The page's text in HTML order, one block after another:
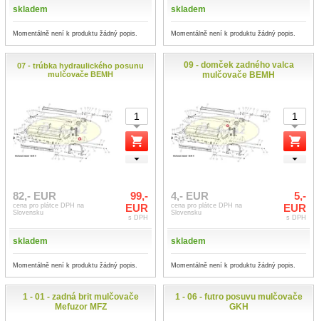
skladem
Momentálně není k produktu žádný popis.
skladem
Momentálně není k produktu žádný popis.
07 - trúbka hydraulického posunu
mulčovače BEMH
82,- EUR
cena pro plátce DPH na
Slovensku
99,-
EUR
s DPH
skladem
Momentálně není k produktu žádný popis.
09 - domček zadného valca
mulčovače BEMH
4,- EUR
cena pro plátce DPH na
Slovensku
5,-
EUR
s DPH
skladem
Momentálně není k produktu žádný popis.
1 - 01 - zadná brit mulčovače
Mefuzor MFZ
1 - 06 - futro posuvu mulčovače
GKH